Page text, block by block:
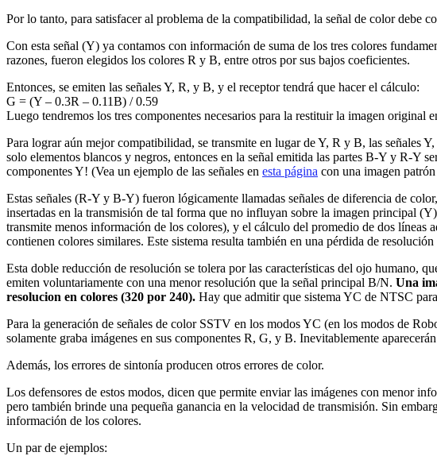
Por lo tanto, para satisfacer al problema de la compatibilidad, la señal de color debe
Con esta señal (Y) ya contamos con información de suma de los tres colores
razones, fueron elegidos los colores R y B, entre otros por sus bajos coeficientes.
Entonces, se emiten las señales Y, R, y B, y el receptor tendrá que hacer el cálculo:
G = (Y – 0.3R – 0.11B) / 0.59
Luego tendremos los tres componentes necesarios para la restituir la imagen original
Para lograr aún mejor compatibilidad, se transmite en lugar de Y, R y B, las
solo elementos blancos y negros, entonces en la señal emitida las partes B-Y y R-Y
componentes Y! (Vea un ejemplo de las señales en esta página con una imagen
Estas señales (R-Y y B-Y) fueron lógicamente llamadas señales de diferencia de
insertadas en la transmisión de tal forma que no influyan sobre la imagen principal
transmite menos información de los colores), y el cálculo del promedio de dos líneas
contienen colores similares. Este sistema resulta también en una pérdida de
Esta doble reducción de resolución se tolera por las características del ojo humano,
emiten voluntariamente con una menor resolución que la señal principal B/N. Una
resolucion en colores (320 por 240). Hay que admitir que sistema YC de NTSC
Para la generación de señales de color SSTV en los modos YC (en los modos de
solamente graba imágenes en sus componentes R, G, y B. Inevitablemente
Además, los errores de sintonía producen otros errores de color.
Los defensores de estos modos, dicen que permite enviar las imágenes con menor
pero también brinde una pequeña ganancia en la velocidad de transmisión. Sin
información de los colores.
Un par de ejemplos: